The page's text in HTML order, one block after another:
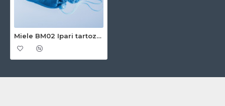
Miele BM02 Ipari tartozékok